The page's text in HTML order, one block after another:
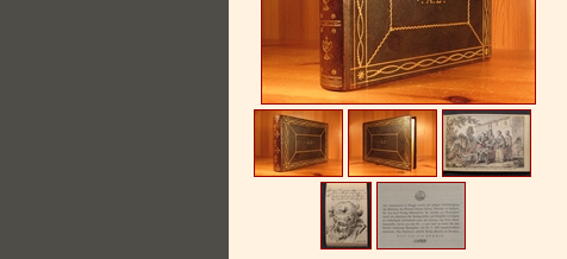
Vertrag widerrufen
Ihr Warenkorb